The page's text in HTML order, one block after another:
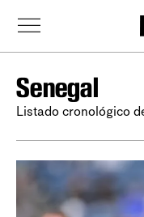
Senegal
Listado cronológico